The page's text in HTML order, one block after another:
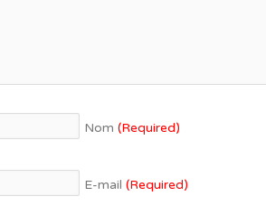
Nom (Required)
E-mail (Required)